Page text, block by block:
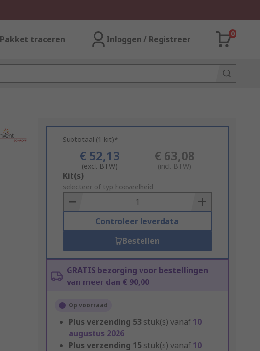
Pakket traceren Inloggen / Registreer
0
Subtotaal (1 kit)*
€ 52,13
(excl. BTW)
€ 63,08
(incl. BTW)
Add
to
Basket
Kit(s)
selecteer of typ hoeveelheid
Controleer leverdata
Bestellen
GRATIS bezorging voor bestellingen
van meer dan € 90,00
Op voorraad
Plus verzending 53 stuk(s) vanaf 10
augustus 2026
Plus verzending 15 stuk(s) vanaf 10